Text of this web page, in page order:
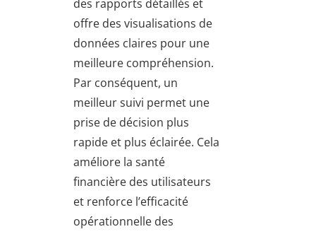
des rapports détaillés et
offre des visualisations de
données claires pour une
meilleure compréhension.
Par conséquent, un
meilleur suivi permet une
prise de décision plus
rapide et plus éclairée. Cela
améliore la santé
financière des utilisateurs
et renforce l’efficacité
opérationnelle des